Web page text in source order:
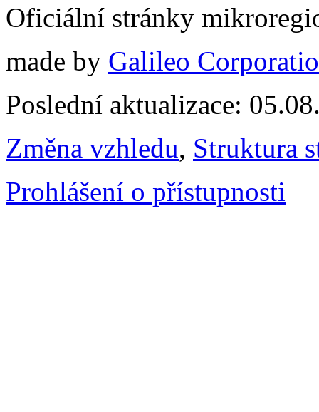
Oficiální stránky
made by Galileo
Poslední aktualizace:
Změna vzhledu, Struktura
Prohlášení o přístupnosti